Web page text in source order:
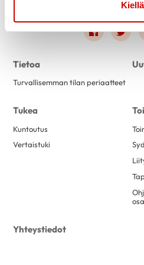
Kiellä
Link to
Tietoa
Turvallisemman tilan periaatteet
Tukea
Kuntoutus
Vertaistuki
Yhteystiedot